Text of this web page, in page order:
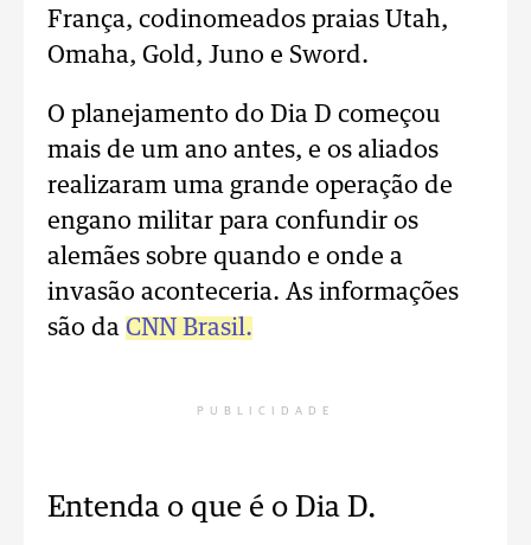
França, codinomeados praias Utah,
Omaha, Gold, Juno e Sword.
O planejamento do Dia D começou
mais de um ano antes, e os aliados
realizaram uma grande operação de
engano militar para confundir os
alemães sobre quando e onde a
invasão aconteceria. As informações
são da CNN Brasil.
PUBLICIDADE
Entenda o que é o Dia D.